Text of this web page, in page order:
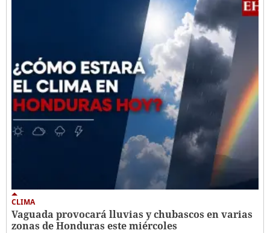
CLIMA
Vaguada provocará lluvias y chubascos en varias
zonas de Honduras este miércoles